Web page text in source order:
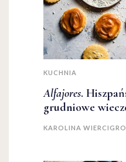
KUCHNIA
Alfajores.
grudniowe
KAROLINA